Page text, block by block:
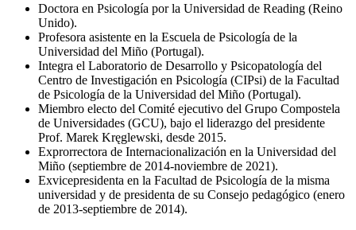
Doctora en Psicología por la Universidad de Reading (Reino
Unido).
Profesora asistente en la Escuela de Psicología de la
Universidad del Miño (Portugal).
Integra el Laboratorio de Desarrollo y Psicopatología del
Centro de Investigación en Psicología (CIPsi) de la Facultad
de Psicología de la Universidad del Miño (Portugal).
Miembro electo del Comité ejecutivo del Grupo Compostela
de Universidades (GCU), bajo el liderazgo del presidente
Prof. Marek Kręglewski, desde 2015.
Exprorrectora de Internacionalización en la Universidad del
Miño (septiembre de 2014-noviembre de 2021).
Exvicepresidenta en la Facultad de Psicología de la misma
universidad y de presidenta de su Consejo pedagógico (enero
de 2013-septiembre de 2014).